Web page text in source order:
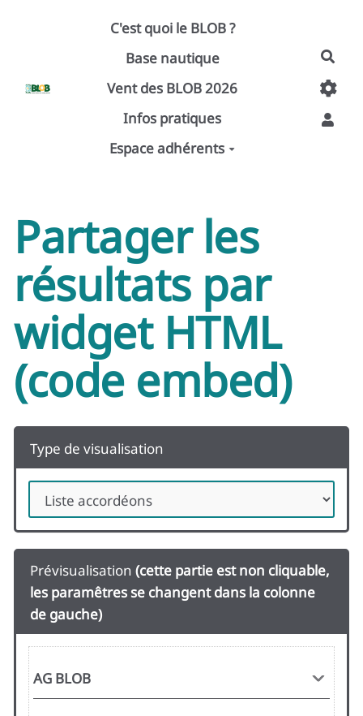
Aller au contenu principal
C'est quoi le BLOB ?
Base nautique
Vent des BLOB 2026
Infos pratiques
Espace adhérents
Partager les
résultats par
widget HTML
(code embed)
Type de visualisation
Prévisualisation (cette partie est non cliquable,
les paramêtres se changent dans la colonne
de gauche)